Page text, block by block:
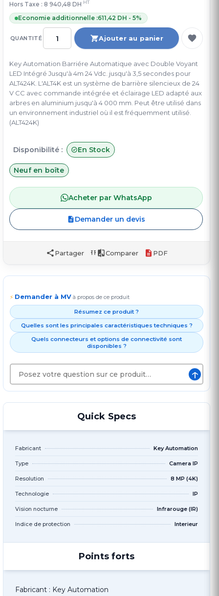
QUANTITÉ Ajouter au panier
Hors Taxe : 8 940,48 DH HT
Economie additionnelle :611,42 DH - 5%
Key Automation Barriére Automatique avec Double Voyant
LED Intégré Jusqu'à 4m 24 Vdc. jusqu'à 3,5 secondes pour
ALT424K. L'ALT4K est un système de barrière silencieux de 24
V CC avec commande intégrée et éclairage LED adapté aux
arbres en aluminium jusqu'à 4 000 mm. Peut être utilisé dans
un environnement industriel où il est fréquemment utilisé.
(ALT424K)
Disponibilité : En Stock
Neuf en boîte
Acheter par WhatsApp
Demander un devis
Partager Comparer PDF
⚡ Demander à MV à propos de ce produit
Résumez ce produit ?
Quelles sont les principales caractéristiques techniques ?
Quels connecteurs et options de connectivité sont
disponibles ?
↑
Quick Specs
Fabricant Key Automation
Type Camera IP
Resolution 8 MP (4K)
Technologie IP
Vision nocturne Infrarouge (IR)
Indice de protection Interieur
Points forts
Fabricant : Key Automation